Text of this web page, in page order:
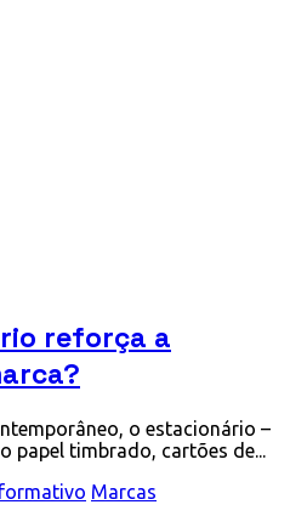
reforça a
o estacionário –
papel timbrado, cartões de...
Marcas